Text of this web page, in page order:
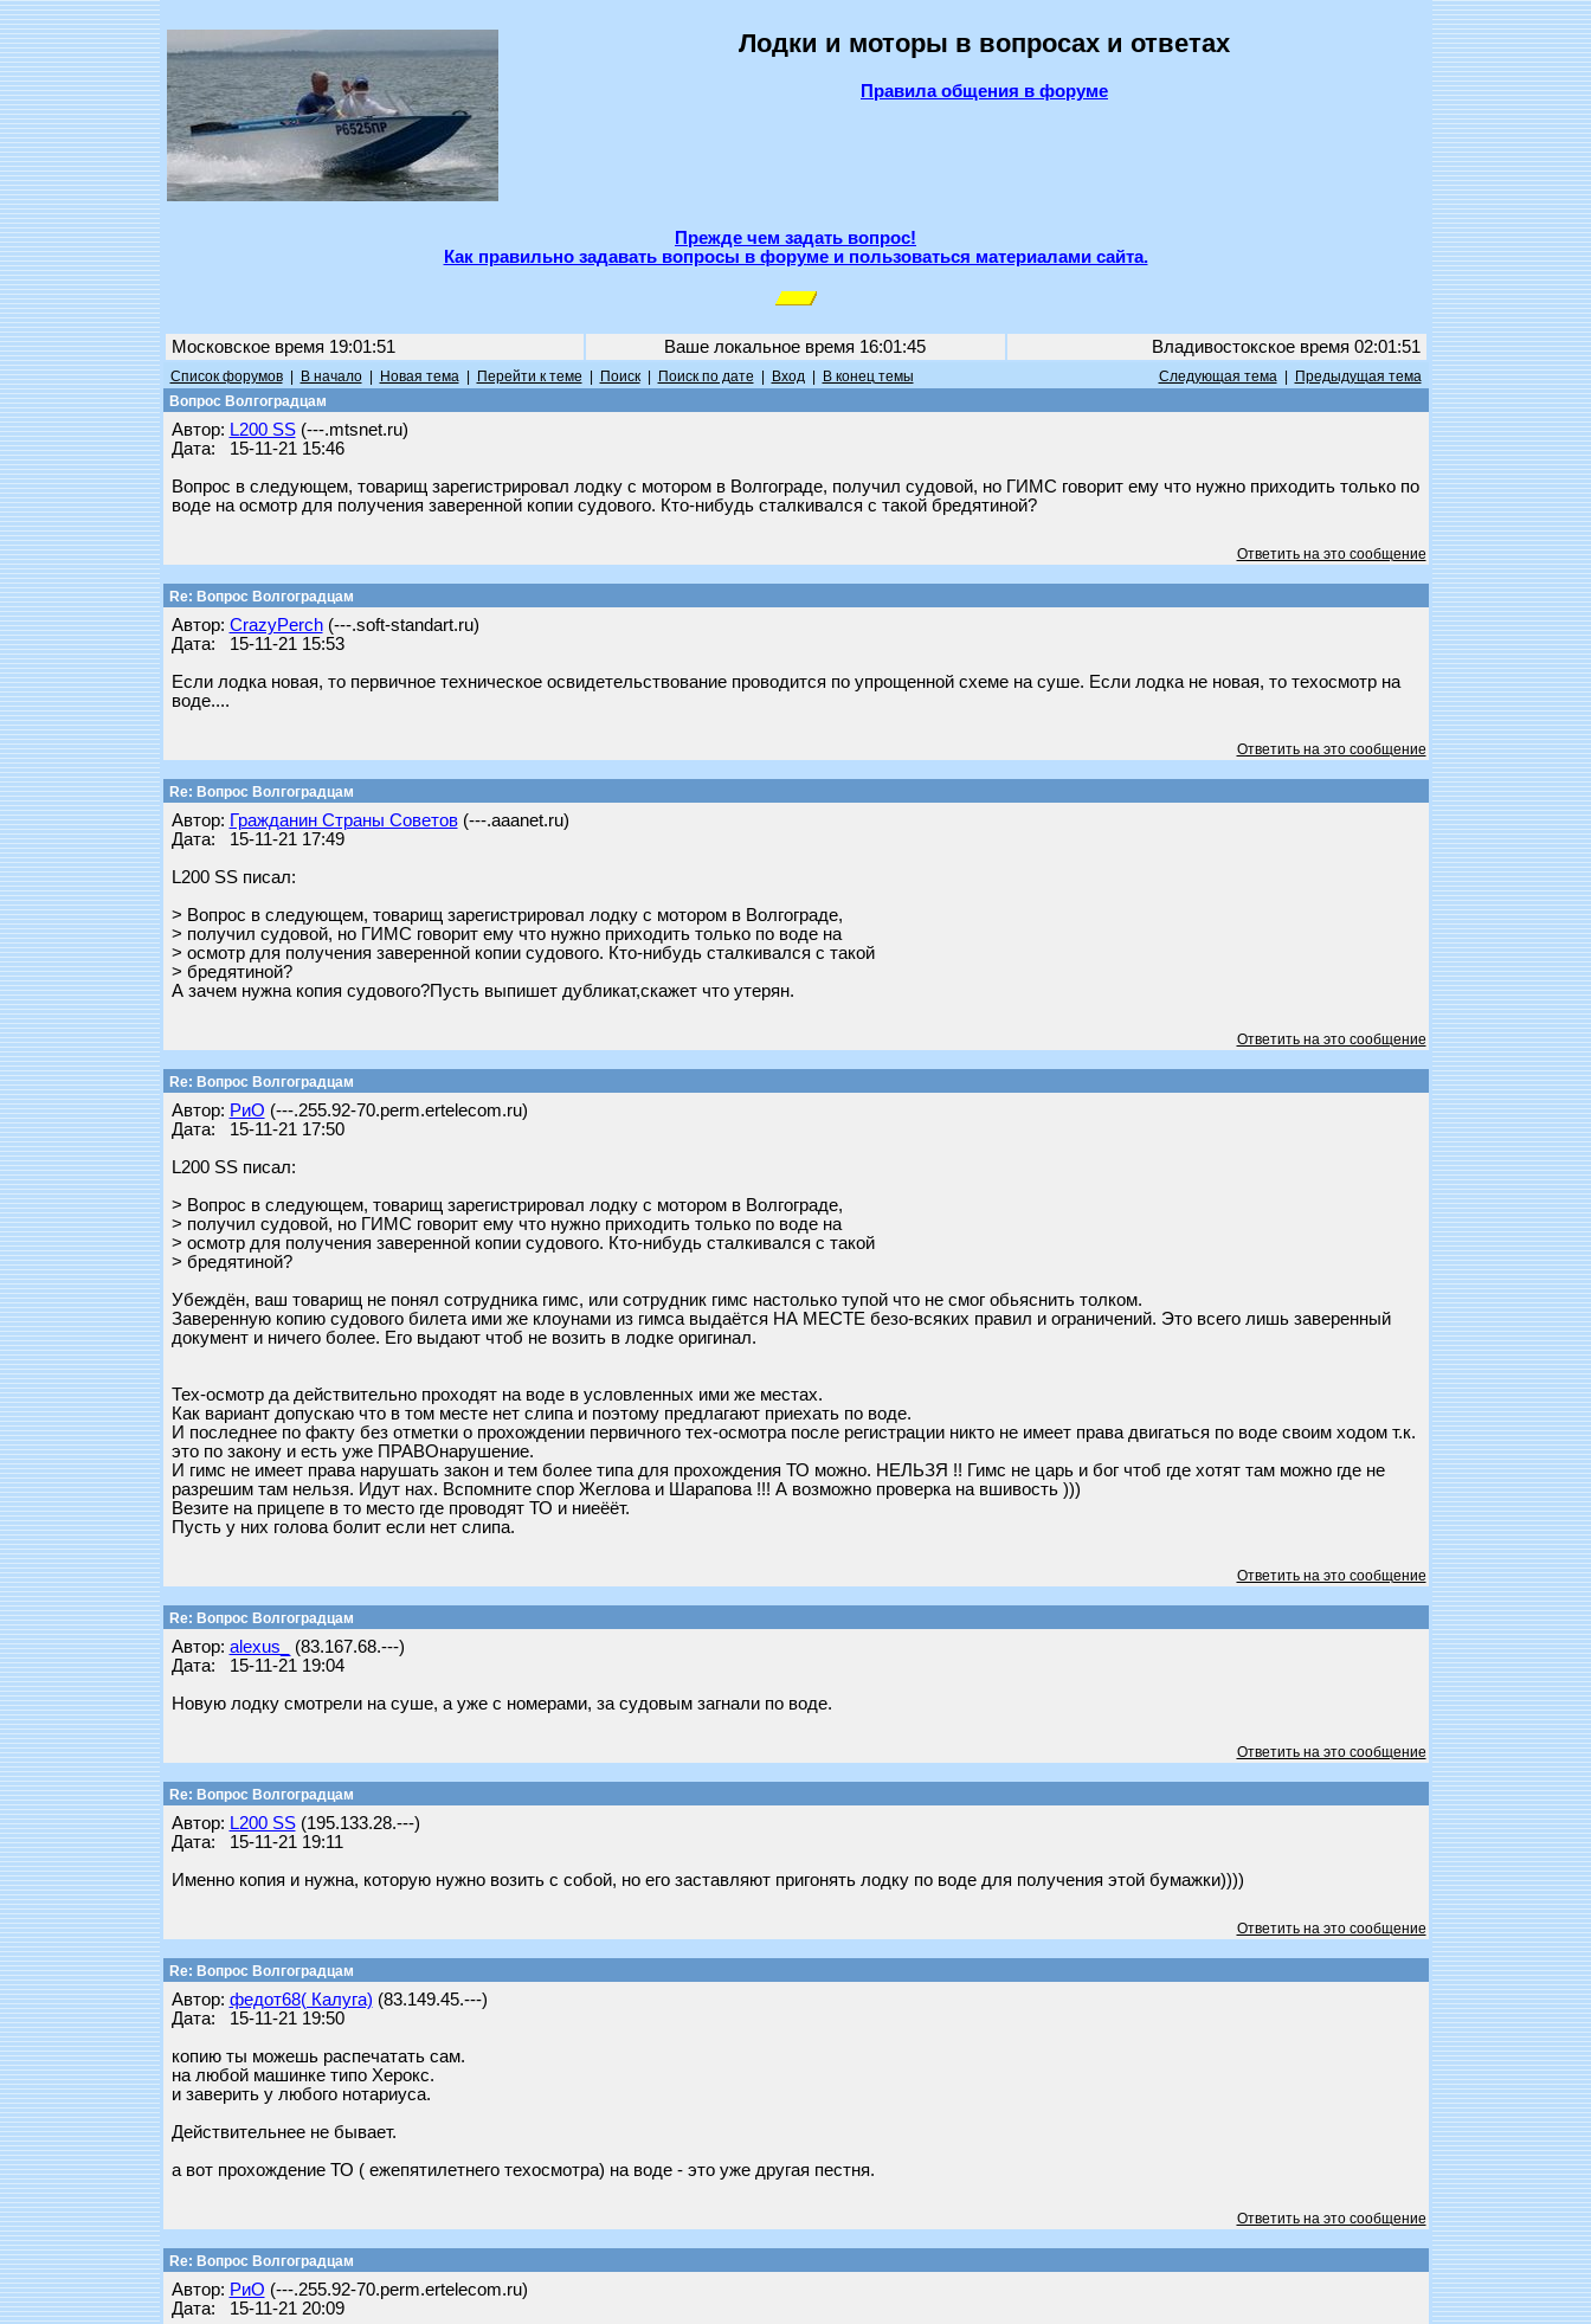
Лодки и моторы в вопросах и ответах
Правила общения в форуме
Прежде чем задать вопрос!
Как правильно задавать вопросы в форуме и пользоваться материалами сайта.
Московское время 19:01:51 Ваше локальное время 16:01:45 Владивостокское время 02:01:51
Список форумов| В начало| Новая тема| Перейти к теме Поиск| Поиск по дате Вход| В конец темы Следующая тема|
Предыдущая тема
Вопрос Волгоградцам
Автор: L200 SS(---.mtsnet.ru)
Дата: 15-11-21 15:46
Вопрос в следующем, товарищ зарегистрировал лодку с мотором в Волгограде, получил судовой, но ГИМС говорит ему что нужно приходить только по
воде на осмотр для получения заверенной копии судового. Кто-нибудь сталкивался с такой бредятиной?
Ответить на это сообщение
Re: Вопрос Волгоградцам
Автор: CrazyPerch(---.soft-standart.ru)
Дата: 15-11-21 15:53
Если лодка новая, то первичное техническое освидетельствование проводится по упрощенной схеме на суше. Если лодка не новая, то техосмотр на
воде....
Ответить на это сообщение
Re: Вопрос Волгоградцам
Автор: Гражданин Страны Советов(---.aaanet.ru)
Дата: 15-11-21 17:49
L200 SS писал:
> Вопрос в следующем, товарищ зарегистрировал лодку с мотором в Волгограде,
> получил судовой, но ГИМС говорит ему что нужно приходить только по воде на
> осмотр для получения заверенной копии судового. Кто-нибудь сталкивался с такой
> бредятиной?
А зачем нужна копия судового?Пусть выпишет дубликат,скажет что утерян.
Ответить на это сообщение
Re: Вопрос Волгоградцам
Автор: РиО (---.255.92-70.perm.ertelecom.ru)
Дата: 15-11-21 17:50
L200 SS писал:
> Вопрос в следующем, товарищ зарегистрировал лодку с мотором в Волгограде,
> получил судовой, но ГИМС говорит ему что нужно приходить только по воде на
> осмотр для получения заверенной копии судового. Кто-нибудь сталкивался с такой
> бредятиной?
Убеждён, ваш товарищ не понял сотрудника гимс, или сотрудник гимс настолько тупой что не смог обьяснить толком.
Заверенную копию судового билета ими же клоунами из гимса выдаётся НА МЕСТЕ безо-всяких правил и ограничений. Это всего лишь заверенный
документ и ничего более. Его выдают чтоб не возить в лодке оригинал.
Тех-осмотр да действительно проходят на воде в условленных ими же местах.
Как вариант допускаю что в том месте нет слипа и поэтому предлагают приехать по воде.
И последнее по факту без отметки о прохождении первичного тех-осмотра после регистрации никто не имеет права двигаться по воде своим ходом т.к.
это по закону и есть уже ПРАВОнарушение.
И гимс не имеет права нарушать закон и тем более типа для прохождения ТО можно. НЕЛЬЗЯ !! Гимс не царь и бог чтоб где хотят там можно где не
разрешим там нельзя. Идут нах. Вспомните спор Жеглова и Шарапова !!! А возможно проверка на вшивость )))
Везите на прицепе в то место где проводят ТО и ниеёёт.
Пусть у них голова болит если нет слипа.
Ответить на это сообщение
Re: Вопрос Волгоградцам
Автор: alexus_
(83.167.68.---)
Дата: 15-11-21 19:04
Новую лодку смотрели на суше, а уже с номерами, за судовым загнали по воде.
Ответить на это сообщение
Re: Вопрос Волгоградцам
Автор: L200 SS(195.133.28.---)
Дата: 15-11-21 19:11
Именно копия и нужна, которую нужно возить с собой, но его заставляют пригонять лодку по воде для получения этой бумажки))))
Ответить на это сообщение
Re: Вопрос Волгоградцам
Автор: федот68( Калуга) (83.149.45.---)
Дата: 15-11-21 19:50
копию ты можешь распечатать сам.
на любой машинке типо Херокс.
и заверить у любого нотариуса.
Действительнее не бывает.
а вот прохождение ТО ( ежепятилетнего техосмотра) на воде - это уже другая пестня.
Ответить на это сообщение
Re: Вопрос Волгоградцам
Автор: РиО (---.255.92-70.perm.ertelecom.ru)
Дата: 15-11-21 20:09